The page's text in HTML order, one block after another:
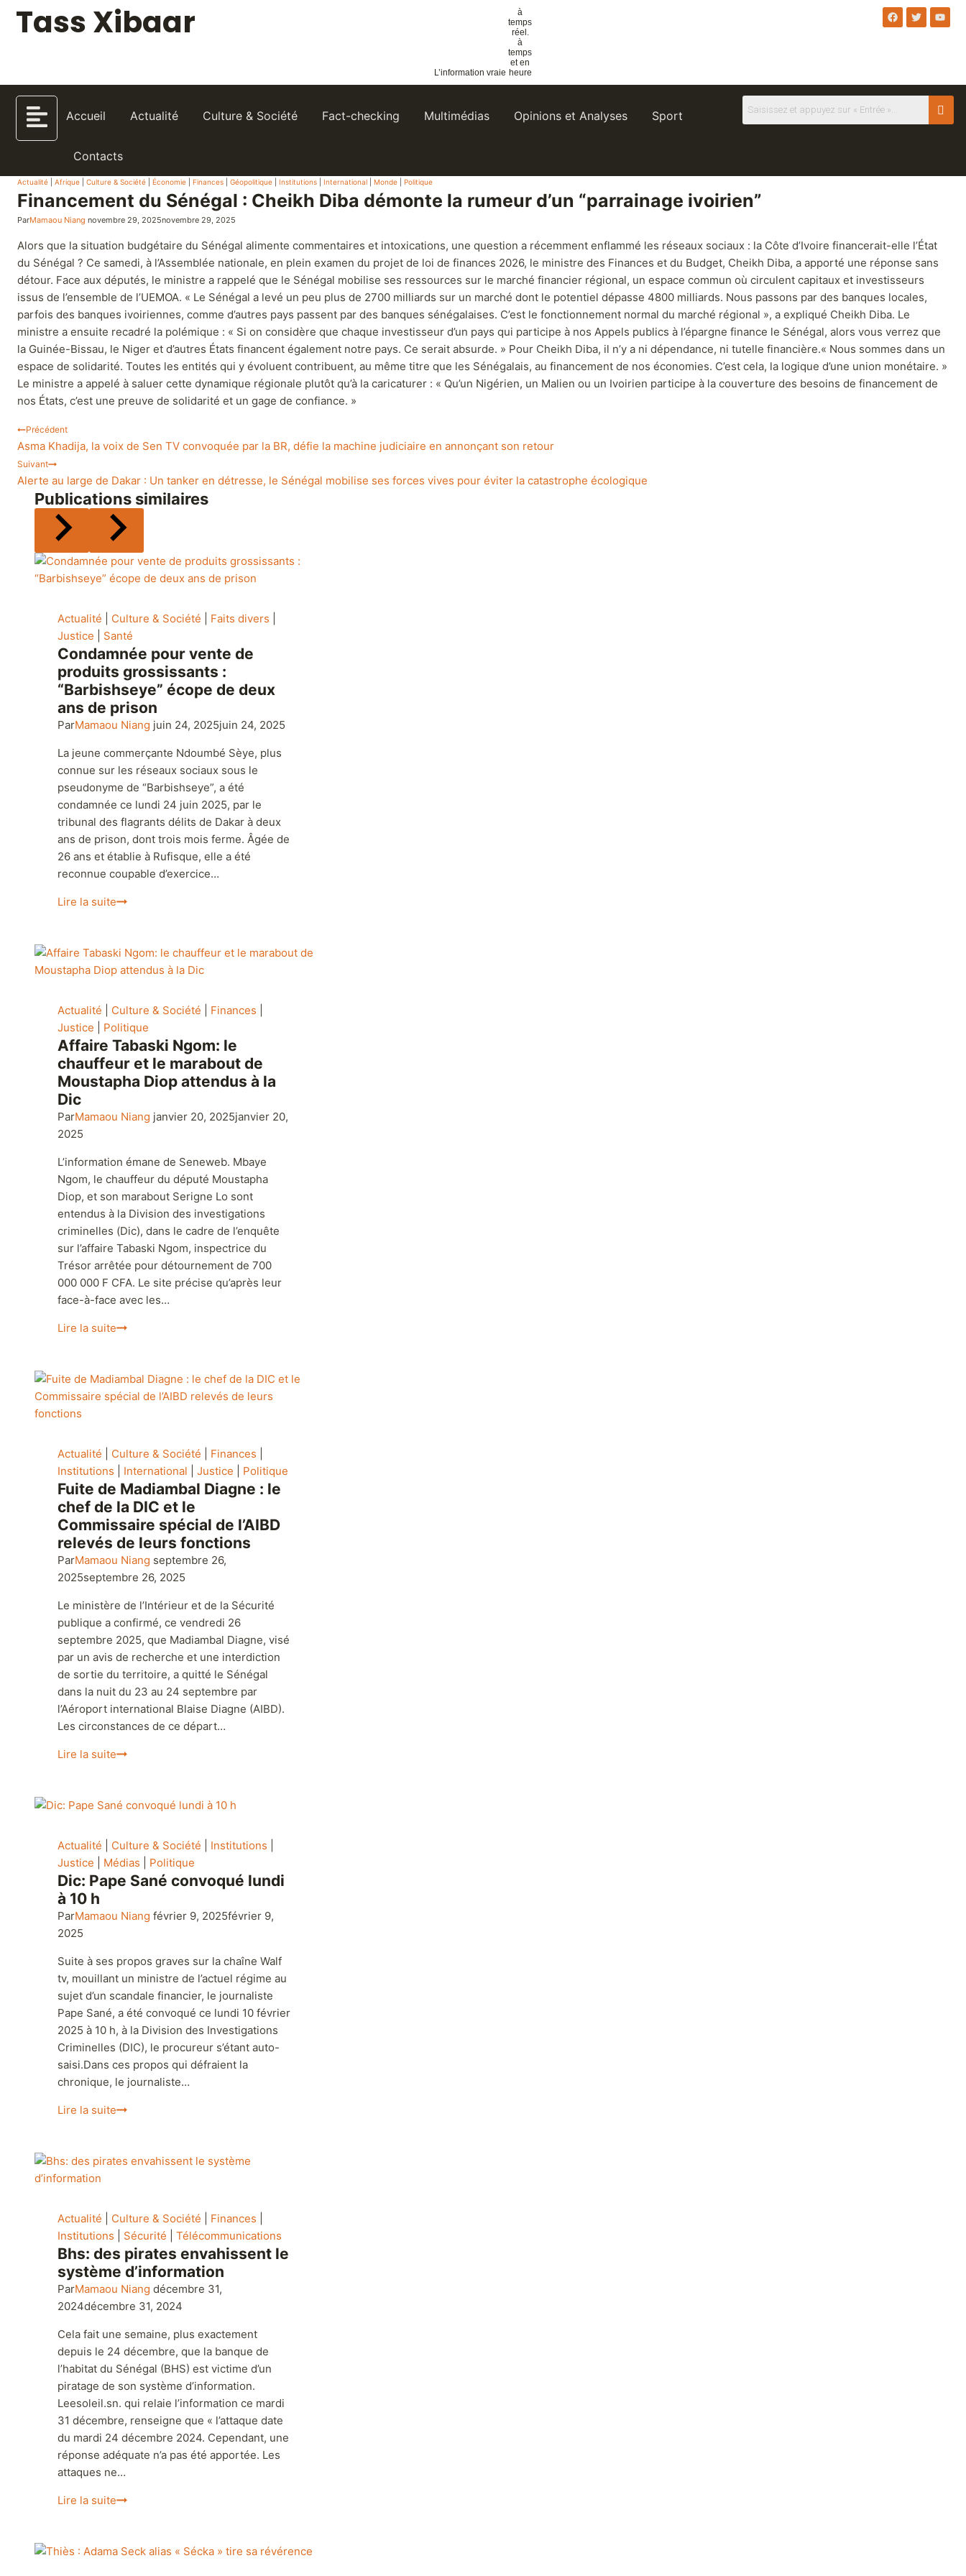
Tass Xibaar
L’information vraie
à
temps
réel.
à
temps
et
en
heure
Actualité Culture & Société | Économie Finances Géopolitique Institutions |International |Monde Politique
Financement du Sénégal : Cheikh Diba démonte la rumeur d’un “parrainage ivoirien”
Alors que la situation budgétaire du Sénégal alimente commentaires et intoxications, une question a récemment enflammé les réseaux sociaux : la Côte d’Ivoire financerait-elle l’État
du Sénégal ? Ce samedi, à l’Assemblée nationale, en plein examen du projet de loi de finances 2026, le ministre des Finances et du Budget, Cheikh Diba, a apporté une réponse sans
détour. Face aux députés, le ministre a rappelé que le Sénégal mobilise ses ressources sur le marché financier régional, un espace commun où circulent capitaux et investisseurs
issus de l’ensemble de l’UEMOA. « Le Sénégal a levé un peu plus de 2700 milliards sur un marché dont le potentiel dépasse 4800 milliards. Nous passons par des banques locales,
parfois des banques ivoiriennes, comme d’autres pays passent par des banques sénégalaises. C’est le fonctionnement normal du marché régional », a expliqué Cheikh Diba. Le
ministre a ensuite recadré la polémique : « Si on considère que chaque investisseur d’un pays qui participe à nos Appels publics à l’épargne finance le Sénégal, alors vous verrez que
la Guinée-Bissau, le Niger et d’autres États financent également notre pays. Ce serait absurde. » Pour Cheikh Diba, il n’y a ni dépendance, ni tutelle financière.« Nous sommes dans un
espace de solidarité. Toutes les entités qui y évoluent contribuent, au même titre que les Sénégalais, au financement de nos économies. C’est cela, la logique d’une union monétaire. »
Le ministre a appelé à saluer cette dynamique régionale plutôt qu’à la caricaturer : « Qu’un Nigérien, un Malien ou un Ivoirien participe à la couverture des besoins de financement de
Précédent
Asma Khadija, la voix de Sen TV convoquée par la BR, défie la machine judiciaire en annonçant son retour
Suivant
Alerte au large de Dakar : Un tanker en détresse, le Sénégal mobilise ses forces vives pour éviter la catastrophe écologique
Publications similaires
Actualité |Culture & Société
Justice|Santé
Condamnée pour vente de
produits grossissants :
“Barbishseye” écope de deux
ans de prison
La jeune commerçante Ndoumbé Sèye, plus
connue sur les réseaux sociaux sous le
pseudonyme de “Barbishseye”, a été
condamnée ce lundi 24 juin 2025, par le
tribunal des flagrants délits de Dakar à deux
ans de prison, dont trois mois ferme. Âgée de
26 ans et établie à Rufisque, elle a été
Actualité |Culture & Société
Justice|Politique
Affaire Tabaski Ngom: le
chauffeur et le marabout de
Moustapha Diop attendus à la
Dic
ParMamaou Niang
L’information émane de Seneweb. Mbaye
Ngom, le chauffeur du député Moustapha
Diop, et son marabout Serigne Lo sont
entendus à la Division des investigations
criminelles (Dic), dans le cadre de l’enquête
sur l’affaire Tabaski Ngom, inspectrice du
Trésor arrêtée pour détournement de 700
000 000 F CFA. Le site précise qu’après leur
Actualité|Culture & Société|Finances|
Institutions |International |Justice|Politique
Fuite de Madiambal Diagne : le
chef de la DIC et le
Commissaire spécial de l’AIBD
relevés de leurs fonctions
ParMamaou Niang septembre 26,
Le ministère de l’Intérieur et de la Sécurité
publique a confirmé, ce vendredi 26
septembre 2025, que Madiambal Diagne, visé
par un avis de recherche et une interdiction
de sortie du territoire, a quitté le Sénégal
dans la nuit du 23 au 24 septembre par
l’Aéroport international Blaise Diagne (AIBD).
Actualité |Culture & Société
Justice|Médias|Politique
Dic: Pape Sané convoqué lundi
à 10 h
ParMamaou Niang
Suite à ses propos graves sur la chaîne Walf
tv, mouillant un ministre de l’actuel régime au
sujet d’un scandale financier, le journaliste
Pape Sané, a été convoqué ce lundi 10 février
2025 à 10 h, à la Division des Investigations
Criminelles (DIC), le procureur s’étant auto-
saisi.Dans ces propos qui défraient la
Actualité|Culture & Société|Finances|
Institutions| Sécurité | Télécommunications
Bhs: des pirates envahissent le
système d’information
ParMamaou Niang décembre 31,
Cela fait une semaine, plus exactement
depuis le 24 décembre, que la banque de
l’habitat du Sénégal (BHS) est victime d’un
piratage de son système d’information.
Leesoleil.sn. qui relaie l’information ce mardi
31 décembre, renseigne que « l’attaque date
du mardi 24 décembre 2024. Cependant, une
réponse adéquate n’a pas été apportée. Les